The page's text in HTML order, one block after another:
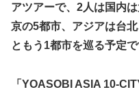
アツアーで、2人は国内
京の5都市、アジアは台
ともう1都市を巡る予定で
「YOASOBI ASIA 10-